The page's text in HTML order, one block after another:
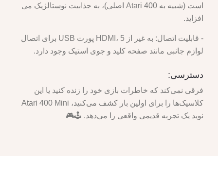
است (شبیه به Atari 400 اصلی)، به جذابیت نوستالژیک می
افزاید.
- قابلیت اتصال: به غیر از HDMI، 5 پورت USB برای اتصال
لوازم جانبی مانند صفحه کلید و جوی استیک وجود دارد.
دسترسی:
فرقی نمی‌کند که خاطرات بازی خود را زنده کنید یا این
کلاسیک‌ها را برای اولین بار کشف می‌کنید، Atari 400 Mini
نوید یک تجربه قدیمی واقعی را می‌دهد. 🕹️🎮